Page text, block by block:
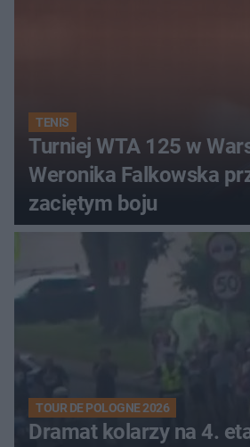
TENIS
Turniej WTA 125 w
Weronika Falkowska
zaciętym boju
TOUR DE POLOGNE 2026
Dramat kolarzy na 4.